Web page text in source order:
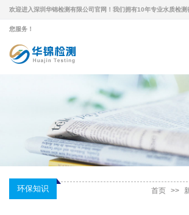
欢迎进入深圳华锦检测有限公司官网！我们拥有10年专业水质检
您服务！
环保知识 首页 >>